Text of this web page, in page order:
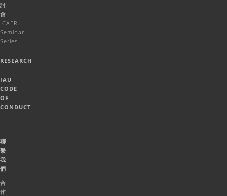
討
會
ICAER
Seminar
Series
RESEARCH
IAU
CODE
OF
CONDUCT
聯
繫
我
們
合
作